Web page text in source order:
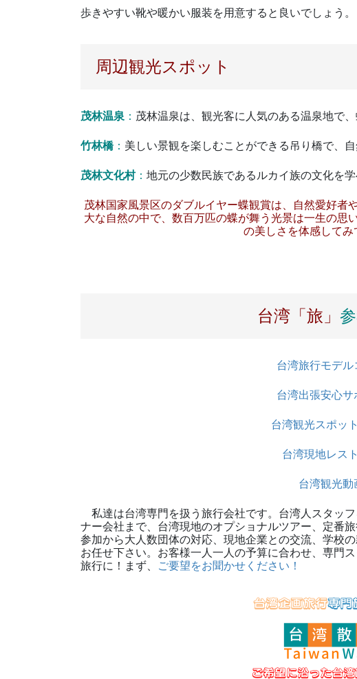
歩きやすい靴や暖かい服装を用意すると良いでしょう。
周辺観光スポット
茂林温泉 ： 茂林温泉は、観光客に人気のある温泉地で
竹林橋： 美しい景観を楽しむことができる吊り橋で、
茂林文化村： 地元の少数民族であるルカイ族の文化を学
茂林国家風景区のダブルイヤー蝶観賞は、自然愛好者
大な自然の中で、数百万匹の蝶が舞う光景は一生の思
の美しさを体感してみ
台湾「旅」
台湾旅行モデル
台湾出張安心サ
台湾観光スポッ
台湾現地レス
台湾観光動
私達は台湾専門を扱う旅行会社です。台湾人スタッ
ナー会社まで、台湾現地のオプショナルツアー、定番
参加から大人数団体の対応、現地企業との交流、学校
お任せ下さい。お客様一人一人の予算に合わせ、専門
旅行に！まず、
ご要望をお聞かせください！